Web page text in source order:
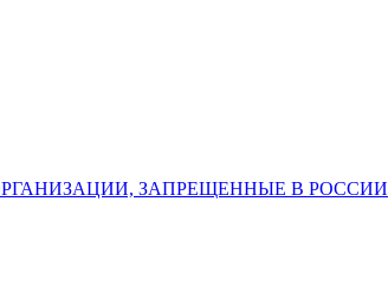
ЗАПРЕЩЕННЫЕ В РОССИИ